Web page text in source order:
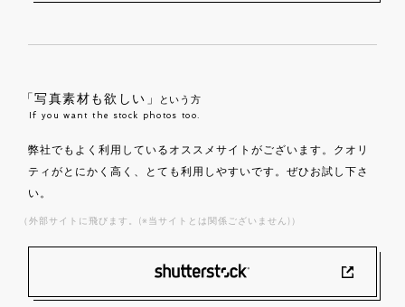
「写真素材も欲しい」 という方
If you want the stock photos too.
弊社でもよく利用しているオススメサイトがございます。クオリ
ティがとにかく高く、とても利用しやすいです。ぜひお試し下さ
い。
（外部サイトに飛びます。(※当サイトとは関係ございません)）